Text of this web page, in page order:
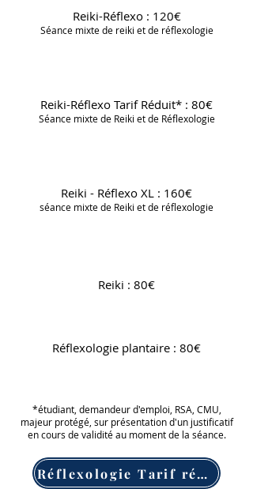
*étudiant, demandeur d'emploi, RSA, CMU,
en cours de validité au moment de la séance.